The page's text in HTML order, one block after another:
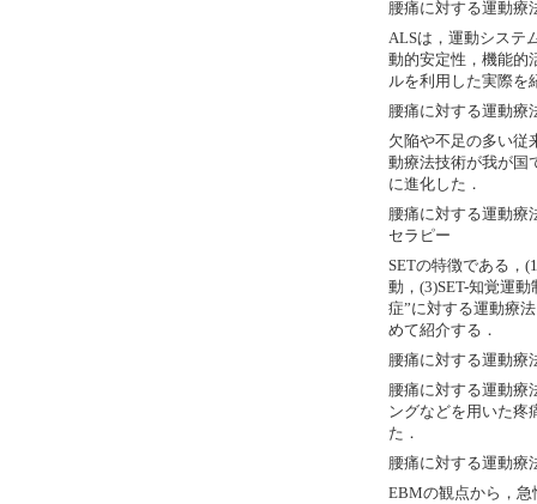
腰痛に対する運動療
ALSは，運動システ
動的安定性，機能的
ルを利用した実際を
腰痛に対する運動療
欠陥や不足の多い従
動療法技術が我が国
に進化した．
腰痛に対する運動療
セラピー
SETの特徴である，
動，(3)SET-知覚運
症”に対する運動療
めて紹介する．
腰痛に対する運動療
腰痛に対する運動療
ングなどを用いた疼
た．
腰痛に対する運動療
EBMの観点から，